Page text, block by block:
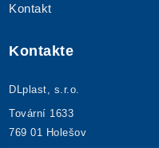
Kontakt
Kontakte
DLplast, s.r.o.
Tovární 1633
769 01 Holešov